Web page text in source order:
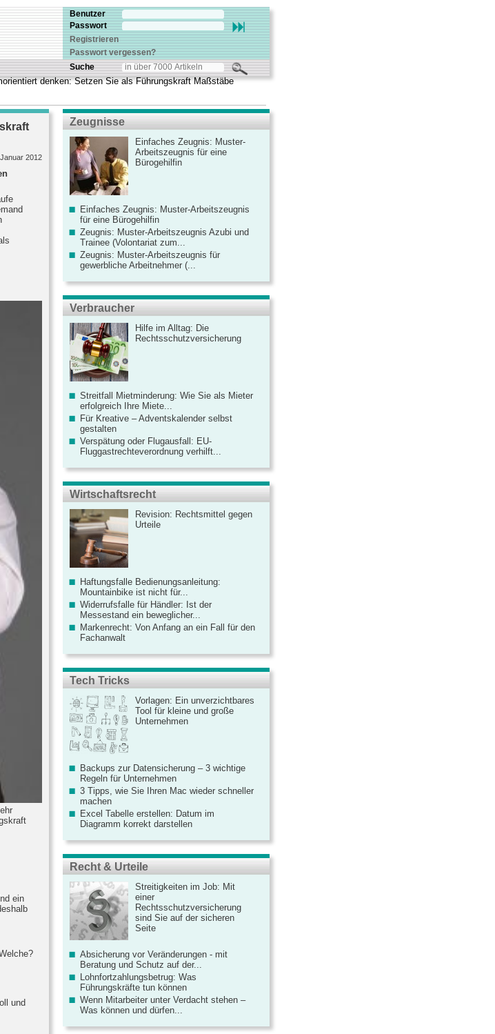
Benutzer
Passwort
Registrieren
Passwort vergessen?
Suche
denken: Setzen Sie als Führungskraft Maßstäbe
2012
ein
und
Zeugnisse
Einfaches Zeugnis: Muster-
Arbeitszeugnis für eine
Bürogehilfin
Einfaches Zeugnis: Muster-Arbeitszeugnis
für eine Bürogehilfin
Zeugnis: Muster-Arbeitszeugnis Azubi und
Trainee (Volontariat zum...
Zeugnis: Muster-Arbeitszeugnis für
gewerbliche Arbeitnehmer (...
Verbraucher
Hilfe im Alltag: Die
Rechtsschutzversicherung
Streitfall Mietminderung: Wie Sie als Mieter
erfolgreich Ihre Miete...
Für Kreative – Adventskalender selbst
gestalten
Verspätung oder Flugausfall: EU-
Fluggastrechteverordnung verhilft...
Wirtschaftsrecht
Revision: Rechtsmittel gegen
Urteile
Haftungsfalle Bedienungsanleitung:
Mountainbike ist nicht für...
Widerrufsfalle für Händler: Ist der
Messestand ein beweglicher...
Markenrecht: Von Anfang an ein Fall für den
Fachanwalt
Tech Tricks
Vorlagen: Ein unverzichtbares
Tool für kleine und große
Unternehmen
Backups zur Datensicherung – 3 wichtige
Regeln für Unternehmen
3 Tipps, wie Sie Ihren Mac wieder schneller
machen
Excel Tabelle erstellen: Datum im
Diagramm korrekt darstellen
Recht & Urteile
Streitigkeiten im Job: Mit
einer
Rechtsschutzversicherung
sind Sie auf der sicheren
Seite
Absicherung vor Veränderungen - mit
Beratung und Schutz auf der...
Lohnfortzahlungsbetrug: Was
Führungskräfte tun können
Wenn Mitarbeiter unter Verdacht stehen –
Was können und dürfen...